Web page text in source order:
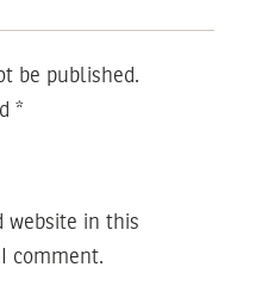
be published.
*
website in this
comment.